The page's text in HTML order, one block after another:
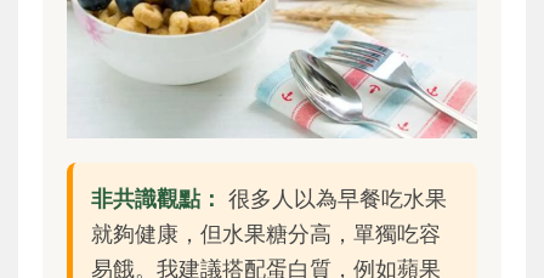
非共識觀點： 很多人以為早餐吃水果
就夠健康，但水果糖分高，單獨吃容
易餓。我建議搭配蛋白質，例如蘋果